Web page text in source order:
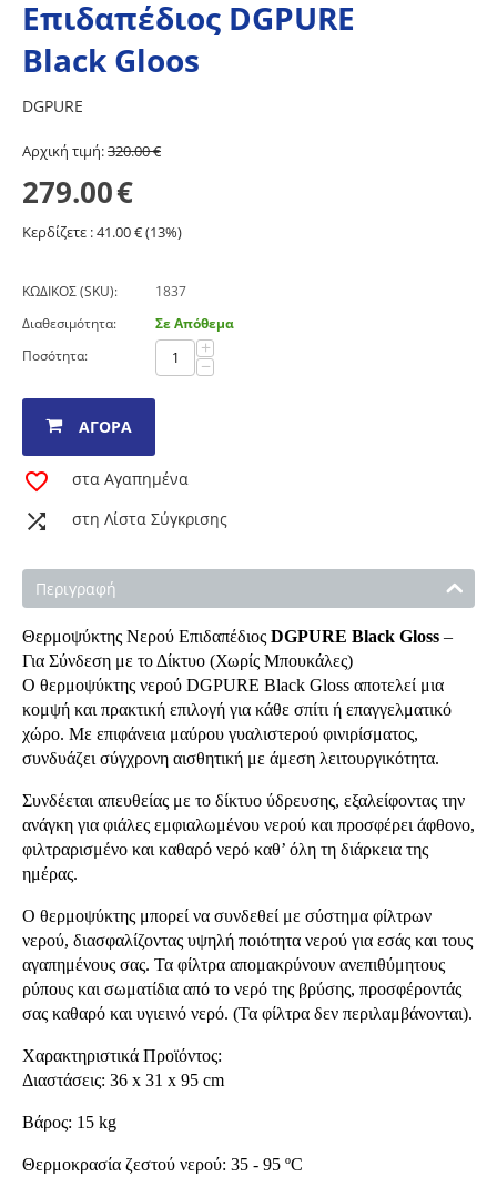
Επιδαπέδιος DGPURE
Black Gloos
DGPURE
Aρχική τιμή:320.00€
279.00€
Κερδίζετε :41.00€ (13%)
ΚΩΔΙΚΟΣ (SKU):
1837
Διαθεσιμότητα:
Σε Απόθεμα
Ποσότητα:
+
−
ΑΓΟΡΆ
στα Αγαπημένα
στη Λίστα Σύγκρισης
Περιγραφή
Θερμοψύκτης Νερού Επιδαπέδιος DGPURE Black Gloss –
Για Σύνδεση με το Δίκτυο (Χωρίς Μπουκάλες)
Ο θερμοψύκτης νερού DGPURE Black Gloss αποτελεί μια
κομψή και πρακτική επιλογή για κάθε σπίτι ή επαγγελματικό
χώρο. Με επιφάνεια μαύρου γυαλιστερού φινιρίσματος,
συνδυάζει σύγχρονη αισθητική με άμεση λειτουργικότητα.
Συνδέεται απευθείας με το δίκτυο ύδρευσης, εξαλείφοντας την
ανάγκη για φιάλες εμφιαλωμένου νερού και προσφέρει άφθονο,
φιλτραρισμένο και καθαρό νερό καθ’ όλη τη διάρκεια της
ημέρας.
Ο θερμοψύκτης μπορεί να συνδεθεί με σύστημα φίλτρων
νερού, διασφαλίζοντας υψηλή ποιότητα νερού για εσάς και τους
αγαπημένους σας. Τα φίλτρα απομακρύνουν ανεπιθύμητους
ρύπους και σωματίδια από το νερό της βρύσης, προσφέροντάς
σας καθαρό και υγιεινό νερό. (Τα φίλτρα δεν περιλαμβάνονται).
Χαρακτηριστικά Προϊόντος:
Διαστάσεις: 36 x 31 x 95 cm
Βάρος: 15 kg
Θερμοκρασία ζεστού νερού: 35 - 95 ºC